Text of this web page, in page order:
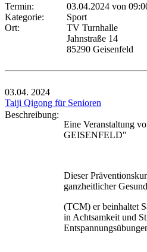
Termin:
03.04.2024 von
Kategorie:
Sport
Ort:
TV Turnhalle
Jahnstraße 14
85290 Geisenfeld
03.04. 2024
Taiji Qigong für Senioren
Beschreibung:
Eine Veranstaltung
GEISENFELD"
Dieser
ganzheitlicher
(TCM) er beinhaltet
in Achtsamkeit und